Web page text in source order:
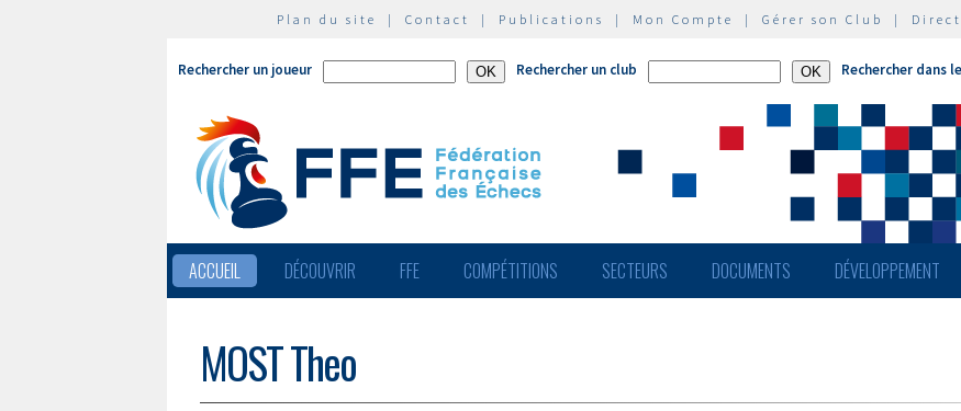
Plan du site | Contact | Publications | Mon Compte | Gérer son Club |
Rechercher un joueur Rechercher un club Rechercher dans
ACCUEIL DÉCOUVRIR FFE COMPÉTITIONS SECTEURS DOCUMENTS DÉVELOPPEMENT
MOST Theo